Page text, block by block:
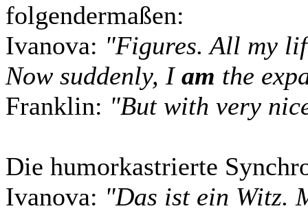
folgendermaßen:
Ivanova: "Figures. All my
Now suddenly, I am the
Franklin: "But with very
Die humorkastrierte
Ivanova: "Das ist ein Witz.